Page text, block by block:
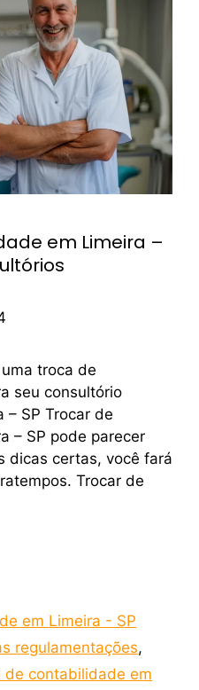
em Limeira –
troca de
seu consultório
– SP Trocar de
– SP pode parecer
dicas certas, você fará
Trocar de
em Limeira - SP
regulamentações,
de contabilidade em